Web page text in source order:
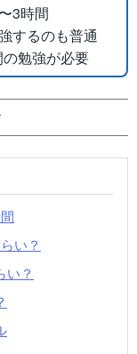
3時間
するのも普通
勉強が必要
い？
い？